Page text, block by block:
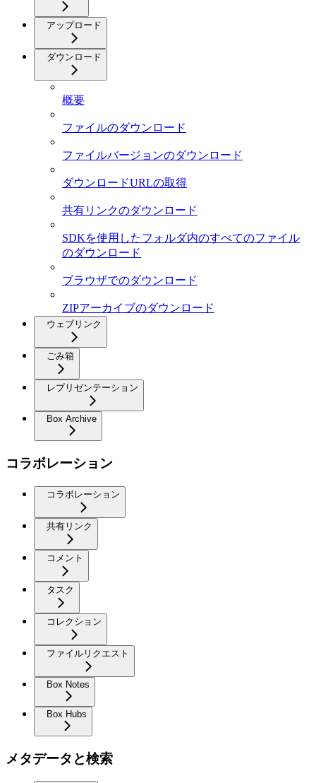
アップロード
ダウンロード
概要
ファイルのダウンロード
ファイルバージョンのダウンロード
ダウンロードURLの取得
共有リンクのダウンロード
SDKを使用したフォルダ内のすべてのファイル
のダウンロード
ブラウザでのダウンロード
ZIPアーカイブのダウンロード
ウェブリンク
ごみ箱
レプリゼンテーション
Box Archive
コラボレーション
コラボレーション
共有リンク
コメント
タスク
コレクション
ファイルリクエスト
Box Notes
Box Hubs
メタデータと検索